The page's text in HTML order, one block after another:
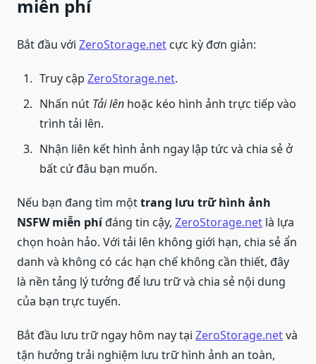
miễn phí
Bắt đầu với ZeroStorage.net cực kỳ đơn giản:
Truy cập ZeroStorage.net.
Nhấn nút Tải lên hoặc kéo hình ảnh trực tiếp vào
trình tải lên.
Nhận liên kết hình ảnh ngay lập tức và chia sẻ ở
bất cứ đâu bạn muốn.
Nếu bạn đang tìm mộttrang lưu trữ hình ảnh
NSFW miễn phíđáng tin cậy, ZeroStorage.net là lựa
chọn hoàn hảo. Với tải lên không giới hạn, chia sẻ ẩn
danh và không có các hạn chế không cần thiết, đây
là nền tảng lý tưởng để lưu trữ và chia sẻ nội dung
của bạn trực tuyến.
Bắt đầu lưu trữ ngay hôm nay tại ZeroStorage.netvà
tận hưởng trải nghiệm lưu trữ hình ảnh an toàn,